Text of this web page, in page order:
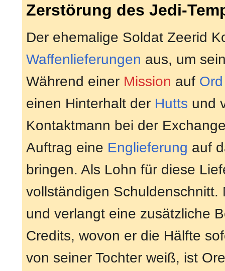
Zerstörung des Jedi-
Der ehemalige Soldat Zeerid
Waffenlieferungen aus, um
Während einer Mission auf
einen Hinterhalt der Hutts und
Kontaktmann bei der
Auftrag eine Englieferung auf
bringen. Als Lohn für diese
vollständigen
und verlangt eine zusätzliche
Credits, wovon er die Hälfte
von seiner Tochter weiß, ist